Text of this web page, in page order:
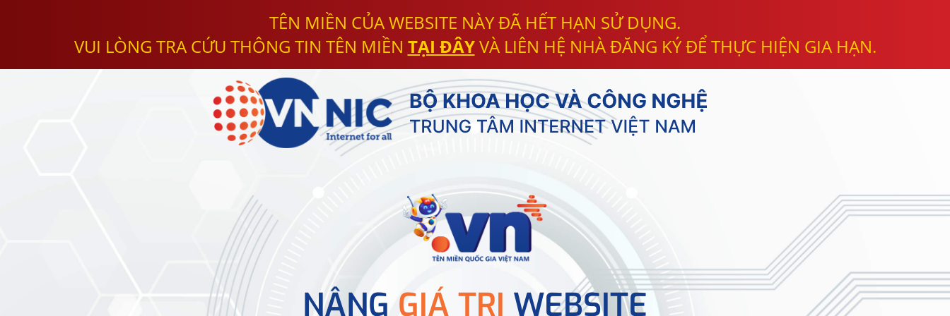
TÊN MIỀN CỦA WEBSITE NÀY ĐÃ HẾT HẠN SỬ DỤNG.
VUI LÒNG TRA CỨU THÔNG TIN TÊN MIỀN TẠI ĐÂYVÀ LIÊN HỆ NHÀ ĐĂNG KÝ ĐỂ THỰC HIỆN GIA HẠN.
NÂNG GIÁ TRỊ WEBSITE